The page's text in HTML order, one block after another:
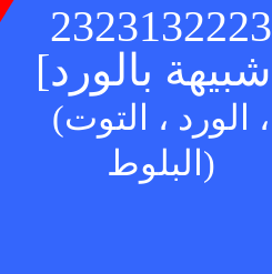
2323132223
(الورد ، التوت ،
البلوط)